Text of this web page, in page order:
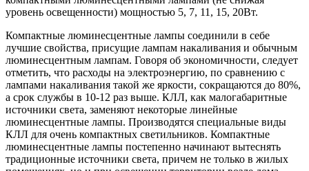
уровень освещенности) мощностью 5, 7, 11, 15, 20Вт.
Компактные люминесцентные лампы соединили в себе
лучшие свойства, присущие лампам накаливания и обычным
люминесцентным лампам. Говоря об экономичности, следует
отметить, что расходы на электроэнергию, по сравнению с
лампами накаливания такой же яркости, сокращаются до 80%,
а срок службы в 10-12 раз выше. КЛЛ, как малогабаритные
источники света, заменяют некоторые линейные
люминесцентные лампы. Производятся специальные виды
КЛЛ для очень компактных светильников. Компактные
люминесцентные лампы постепенно начинают вытеснять
традиционные источники света, причем не только в жилых